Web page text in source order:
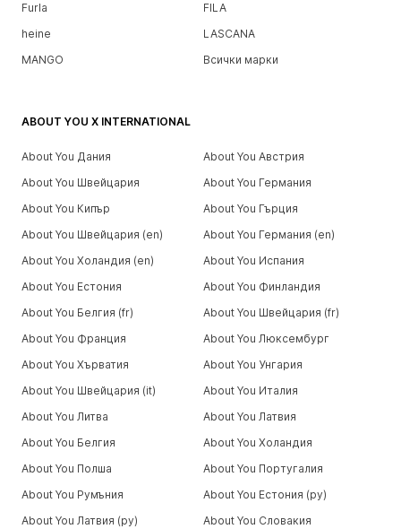
Furla
FILA
heine
LASCANA
MANGO
Всички марки
ABOUT YOU X INTERNATIONAL
About You Дания
About You Австрия
About You Швейцария
About You Германия
About You Кипър
About You Гърция
About You Швейцария (en)
About You Германия (en)
About You Холандия (en)
About You Испания
About You Естония
About You Финландия
About You Белгия (fr)
About You Швейцария (fr)
About You Франция
About You Люксембург
About You Хърватия
About You Унгария
About You Швейцария (it)
About You Италия
About You Литва
About You Латвия
About You Белгия
About You Холандия
About You Полша
About You Португалия
About You Румъния
About You Естония (ру)
About You Латвия (ру)
About You Словакия